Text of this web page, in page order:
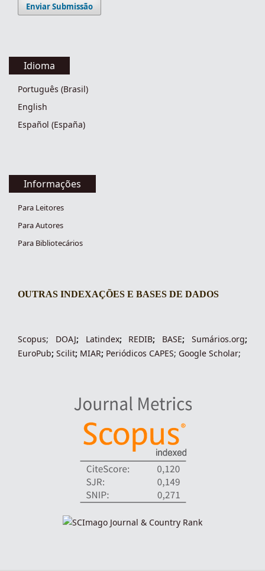
Enviar Submissão
Idioma
Português (Brasil)
English
Español (España)
Informações
Para Leitores
Para Autores
Para Bibliotecários
indexacoes-fronteiras
OUTRAS INDEXAÇÕES E BASES DE DADOS
Scopus; DOAJ; Latindex; REDIB; BASE;Sumários.org;
EuroPub; Scilit; MIAR; Periódicos CAPES; Google Scholar;
indexadores-fronteiras